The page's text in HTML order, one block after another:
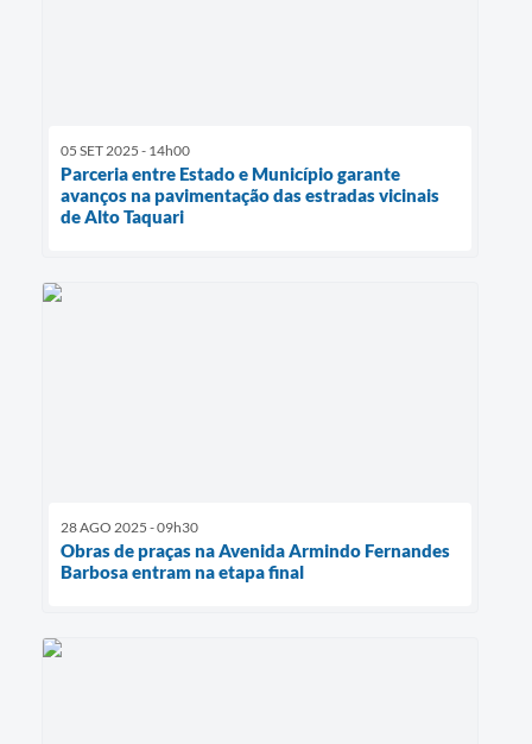
05 SET 2025 - 14h00
Parceria entre Estado e Município garante
avanços na pavimentação das estradas vicinais
de Alto Taquari
28 AGO 2025 - 09h30
Obras de praças na Avenida Armindo Fernandes
Barbosa entram na etapa final